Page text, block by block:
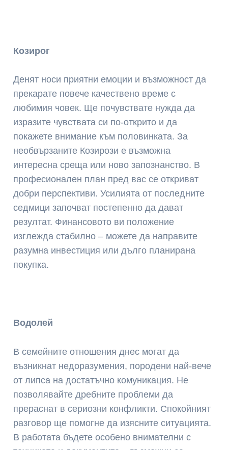
Козирог
Денят носи приятни емоции и възможност да
прекарате повече качествено време с
любимия човек. Ще почувствате нужда да
изразите чувствата си по-открито и да
покажете внимание към половинката. За
необвързаните Козирози е възможна
интересна среща или ново запознанство. В
професионален план пред вас се откриват
добри перспективи. Усилията от последните
седмици започват постепенно да дават
резултат. Финансовото ви положение
изглежда стабилно – можете да направите
разумна инвестиция или дълго планирана
покупка.
Водолей
В семейните отношения днес могат да
възникнат недоразумения, породени най-вече
от липса на достатъчно комуникация. Не
позволявайте дребните проблеми да
прераснат в сериозни конфликти. Спокойният
разговор ще помогне да изясните ситуацията.
В работата бъдете особено внимателни с